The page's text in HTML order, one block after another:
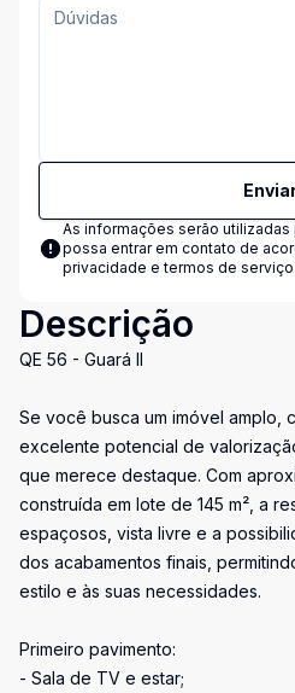
As informações serão
possa entrar em contato de
privacidade e termos de serviço
Descrição
QE 56 - Guará II
Se você busca um imóvel amplo,
excelente potencial de
que merece destaque. Com
construída em lote de 145 m², a
espaçosos, vista livre e a
dos acabamentos finais,
estilo e às suas necessidades.
Primeiro pavimento:
- Sala de TV e estar;